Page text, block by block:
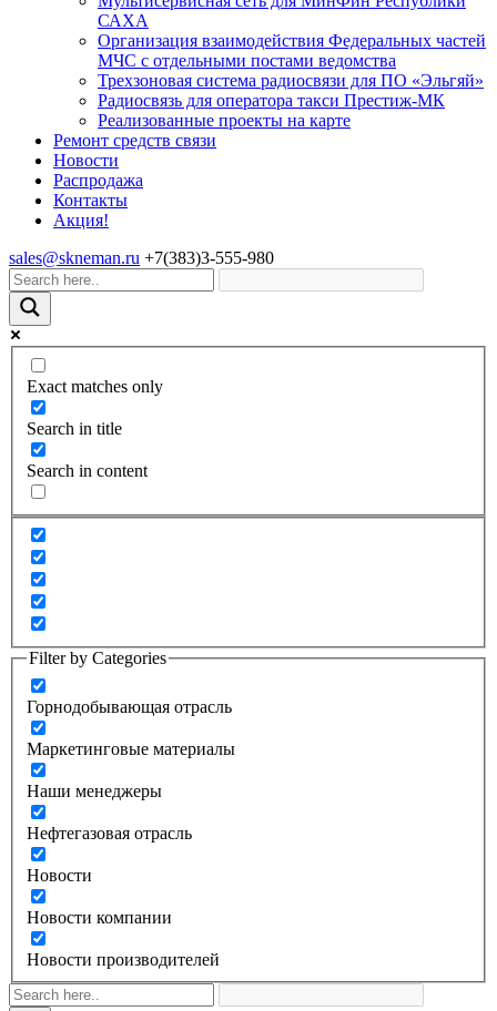
САХА
Организация взаимодействия Федеральных частей
МЧС с отдельными постами ведомства
Трехзоновая система радиосвязи для ПО «Эльгяй»
Радиосвязь для оператора такси Престиж-МК
Реализованные проекты на карте
Ремонт средств связи
Новости
Распродажа
Контакты
Акция!
sales@skneman.ru +7(383)3-555-980
Exact matches only
Search in title
Search in content
Filter by Categories
Горнодобывающая отрасль
Маркетинговые материалы
Наши менеджеры
Нефтегазовая отрасль
Новости
Новости компании
Новости производителей